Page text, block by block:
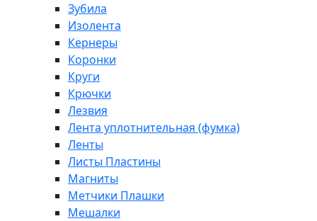
Зубила
Изолента
Кернеры
Коронки
Круги
Крючки
Лезвия
Лента уплотнительная (фумка)
Ленты
Листы Пластины
Магниты
Метчики Плашки
Мешалки